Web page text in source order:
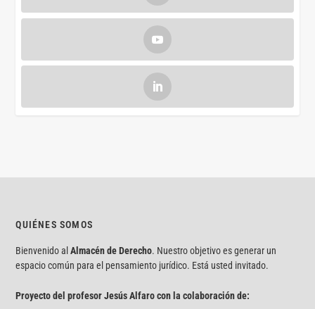
QUIÉNES SOMOS
Bienvenido alAlmacén de Derecho. Nuestro objetivo es generar un
espacio común para el pensamiento jurídico. Está usted invitado.
Proyecto del profesor Jesús Alfaro con la colaboración de: